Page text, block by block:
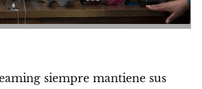
siempre mantiene sus